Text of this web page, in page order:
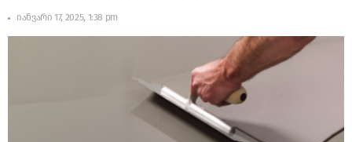
იანვარი 17, 2025, 1:38 pm